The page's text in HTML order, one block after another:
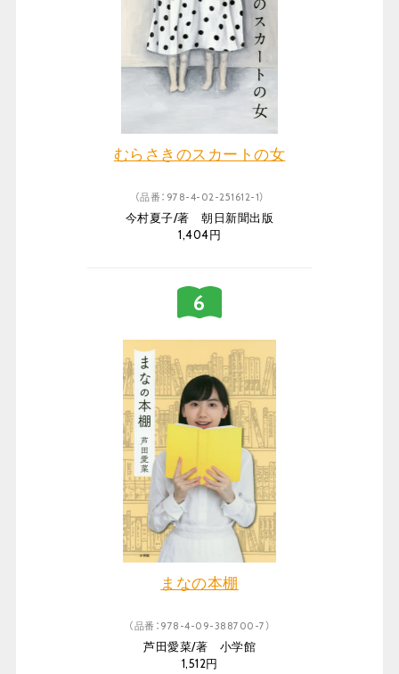
むらさきのスカートの女
（品番：978-4-02-251612-1）
今村夏子/著 朝日新聞出版
1,404円
まなの本棚
（品番：978-4-09-388700-7）
芦田愛菜/著 小学館
1,512円